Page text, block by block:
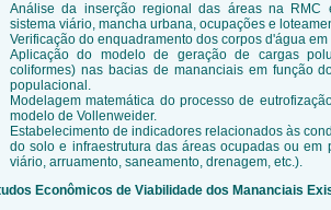
Análise da inserção regional das áreas na RMC
sistema viário, mancha urbana, ocupações e
Verificação do enquadramento dos corpos d'água
Aplicação do modelo de geração de cargas
coliformes) nas bacias de mananciais em função
populacional.
Modelagem matemática do processo de
modelo de Vollenweider.
Estabelecimento de indicadores relacionados às
do solo e infraestrutura das áreas ocupadas ou em
viário, arruamento, saneamento, drenagem, etc.).
Econômicos de Viabilidade dos Mananciais